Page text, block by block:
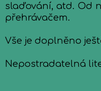
slaďování, atd. Od
přehrávačem.
Vše je doplněno
Nepostradatelná